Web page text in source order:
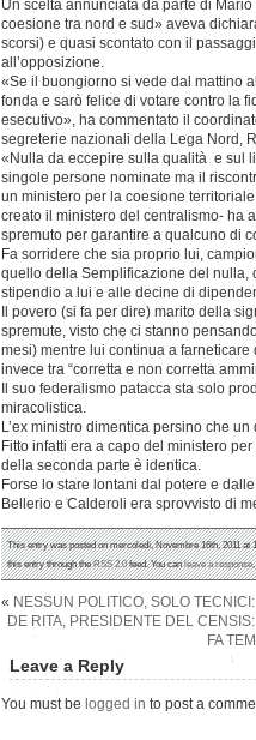
Un scelta annunciata da parte di
coesione tra nord e sud» aveva
scorsi) e quasi scontato con il
all’opposizione.
«Se il buongiorno si vede dal mattino
fonda e sarò felice di votare contro la
esecutivo», ha commentato il
segreterie nazionali della Lega Nord,
«Nulla da eccepire sulla qualità e sul
singole persone nominate ma il
un ministero per la coesione
creato il ministero del centralismo- ha
spremuto per garantire a qualcuno di
Fa sorridere che sia proprio lui,
quello della Semplificazione del nulla,
stipendio a lui e alle decine di
Il povero (si fa per dire) marito della
spremute, visto che ci stanno
mesi) mentre lui continua a farneticare
invece tra “corretta e non corretta
Il suo federalismo patacca sta solo
miracolistica.
L’ex ministro dimentica persino che
Fitto infatti era a capo del ministero
della seconda parte è identica.
Forse lo stare lontani dal potere e
Bellerio e Calderoli era sprovvisto di
This entry was posted on mercoledì, Novembre 16th, 2011 at
this entry through theRSS 2.0feed. You canleave a response
« NESSUN POLITICO, SOLO
DE RITA, PRESIDENTE DEL
FA
Leave a Reply
You must be logged in to post a